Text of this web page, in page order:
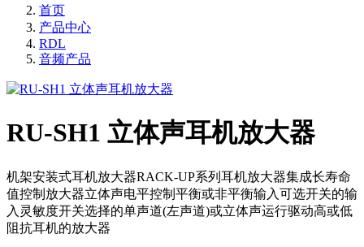
首页
产品中心
RDL
音频产品
RU-SH1 立体声耳机放大器
机架安装式耳机放大器RACK-UP系列耳机放大器集成长寿命
值控制放大器立体声电平控制平衡或非平衡输入可选开关的输
入灵敏度开关选择的单声道(左声道)或立体声运行驱动高或低
阻抗耳机的放大器